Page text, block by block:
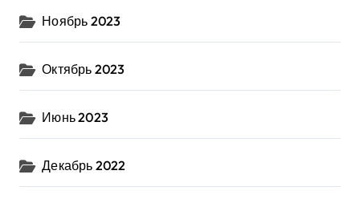
Ноябрь 2023
Октябрь 2023
Июнь 2023
Декабрь 2022